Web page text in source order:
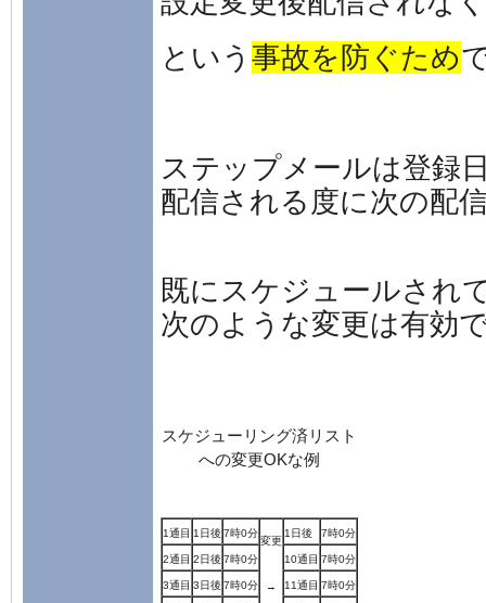
という 事故を防ぐため
ステップメールは登録
配信される度に次の配
既にスケジュールされ
次のような変更は有効
スケジューリング済リスト
への変更OKな例
1通目 1日後 7時0分
変更
→
1日後 7時0分
2通目 2日後 7時0分 10通目 7時0分
3通目 3日後 7時0分 11通目 7時0分